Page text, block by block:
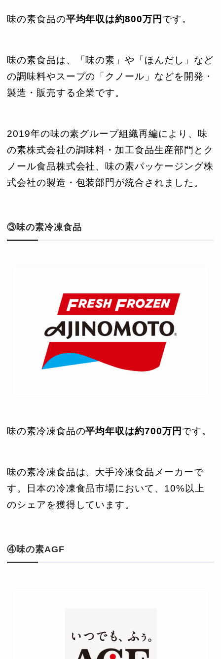
味の素食品の平均年収は約800万円 です。
味の素食品は、「味の素」や「ほんだし」など
の調味料やスープの「クノール」などを開発・
製造・販売する企業です。
2019年の味の素グループ組織再編により、味
の素株式会社の調味料・加工食品生産部門とク
ノール食品株式会社、味の素パッケージング株
式会社の製造・包装部門が統合されました。
③味の素冷凍食品
味の素冷凍食品の平均年収は約700万円 です。
味の素冷凍食品は、大手冷凍食品メーカーで
す。日本の冷凍食品市場において、10%以上
のシェアを獲得しています。
④味の素AGF